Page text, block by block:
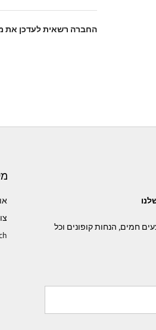
החברה רשאית לעדכן את
חמים, הנחות קופונים וכל